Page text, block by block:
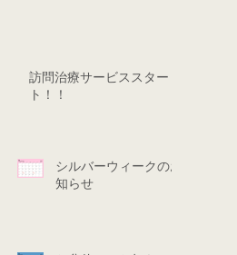
訪問治療サービススター
ト！！
シルバーウィークのお
知らせ